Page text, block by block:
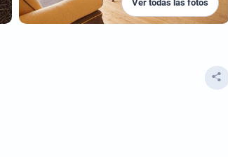
Ver todas las fotos